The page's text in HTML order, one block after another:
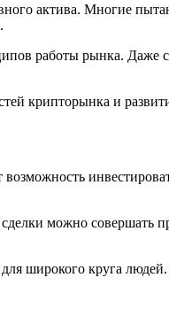
актива. Многие
работы рынка. Даже
крипторынка и
можно совершать
широкого круга людей.